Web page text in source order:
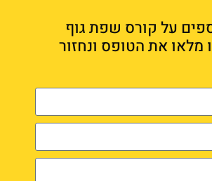
על קורס שפת גוף
את הטופס ונחזור